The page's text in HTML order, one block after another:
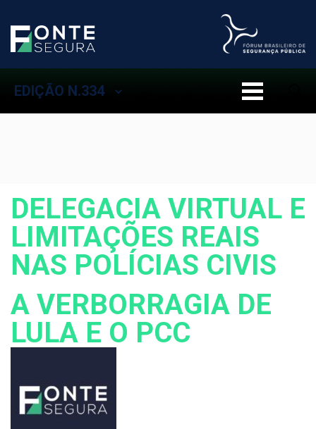
EDIÇÃO N.334
DELEGACIA VIRTUAL E
LIMITAÇÕES REAIS
NAS POLÍCIAS CIVIS
A VERBORRAGIA DE
LULA E O PCC